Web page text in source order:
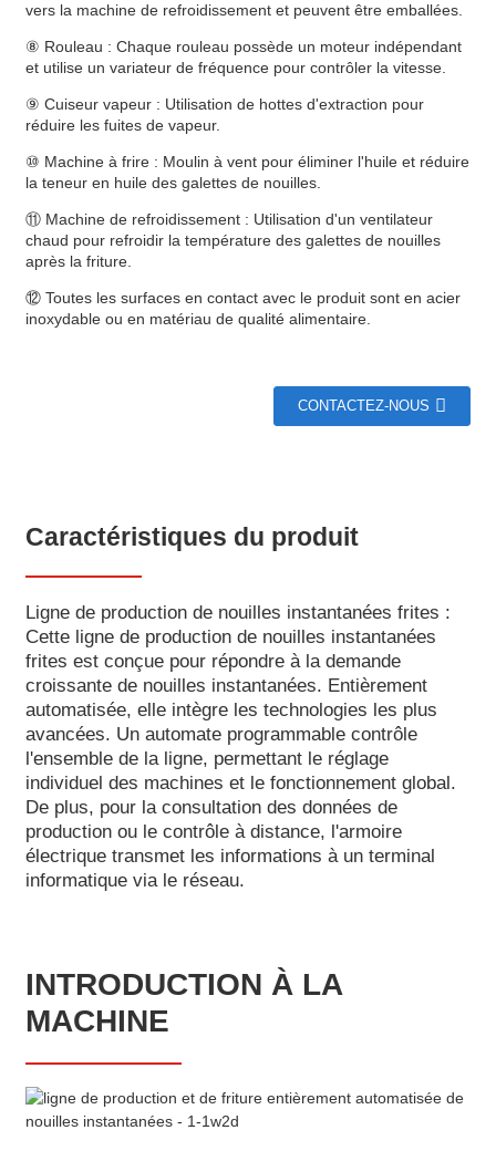
vers la machine de refroidissement et peuvent être emballées.
⑧ Rouleau : Chaque rouleau possède un moteur indépendant
et utilise un variateur de fréquence pour contrôler la vitesse.
⑨ Cuiseur vapeur : Utilisation de hottes d'extraction pour
réduire les fuites de vapeur.
⑩ Machine à frire : Moulin à vent pour éliminer l'huile et réduire
la teneur en huile des galettes de nouilles.
⑪ Machine de refroidissement : Utilisation d'un ventilateur
chaud pour refroidir la température des galettes de nouilles
après la friture.
⑫ Toutes les surfaces en contact avec le produit sont en acier
inoxydable ou en matériau de qualité alimentaire.
CONTACTEZ-NOUS
Caractéristiques du produit
Ligne de production de nouilles instantanées frites :
Cette ligne de production de nouilles instantanées
frites est conçue pour répondre à la demande
croissante de nouilles instantanées. Entièrement
automatisée, elle intègre les technologies les plus
avancées. Un automate programmable contrôle
l'ensemble de la ligne, permettant le réglage
individuel des machines et le fonctionnement global.
De plus, pour la consultation des données de
production ou le contrôle à distance, l'armoire
électrique transmet les informations à un terminal
informatique via le réseau.
INTRODUCTION À LA
MACHINE